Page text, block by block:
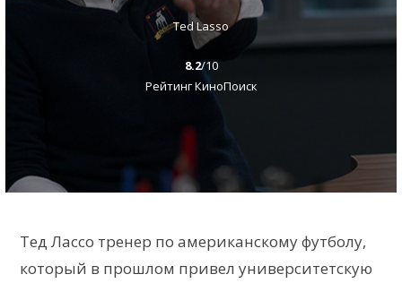
Ted Lasso
8.2/10
Рейтинг КиноПоиск
Тед Лассо тренер по американскому футболу,
который в прошлом привел университетскую